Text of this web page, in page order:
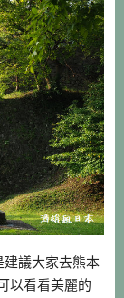
議大家去熊本
以看看美麗的